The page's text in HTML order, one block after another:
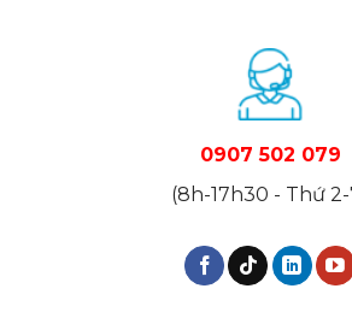
0907 502 079
(8h-17h30 - Thứ 2-